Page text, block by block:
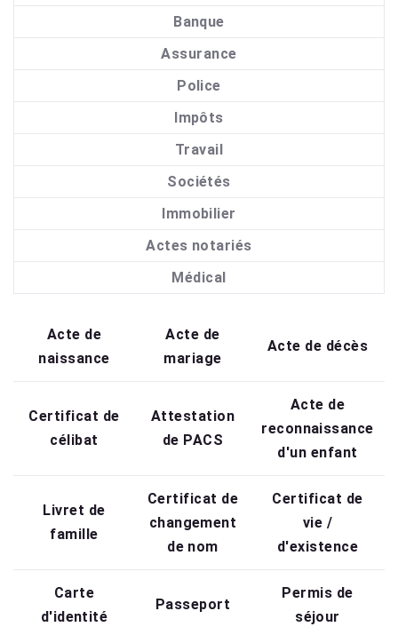
Banque
Assurance
Police
Impôts
Travail
Sociétés
Immobilier
Actes notariés
Médical
Acte de
naissance
Acte de
mariage
Acte de décès
Certificat de
célibat
Attestation
de PACS
Acte de
reconnaissance
d'un enfant
Livret de
famille
Certificat de
changement
de nom
Certificat de
vie /
d'existence
Carte
d'identité
Passeport
Permis de
séjour